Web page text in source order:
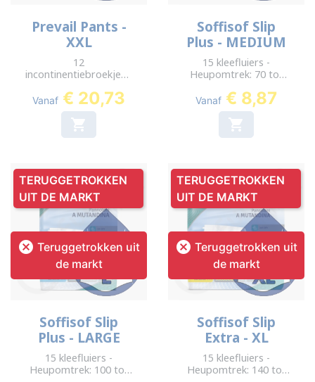
Prevail Pants -
XXL
12
incontinentiebroekjes -
203 cm
Vanaf € 20,73

Soffisof Slip
Plus - MEDIUM
15 kleefluiers -
Heupomtrek: 70 tot
Vanaf € 8,87

 Teruggetrokken uit
de markt
Soffisof Slip
Plus - LARGE
15 kleefluiers -
Heupomtrek: 100 tot
TERUGGETROKKEN
UIT DE MARKT
 Teruggetrokken uit
de markt
Soffisof Slip
Extra - XL
15 kleefluiers -
Heupomtrek: 140 tot
TERUGGETROKKEN
UIT DE MARKT